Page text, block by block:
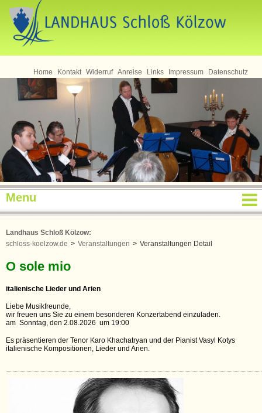
Home Kontakt Widerruf Anreise Links Impressum Datenschutz
Menu
Landhaus Schloß Kölzow:
schloss-koelzow.de > Veranstaltungen > Veranstaltungen Detail
O sole mio
italienische Lieder und Arien
Liebe Musikfreunde,
wir freuen uns Sie zu einem besonderen Konzertabend einzuladen.
am Sonntag, den 2.08.2026 um 19:00
Es präsentieren der Tenor Karo Khachatryan und der Pianist Vasyl Kotys
italienische Kompositionen, Lieder und Arien.
Seminare